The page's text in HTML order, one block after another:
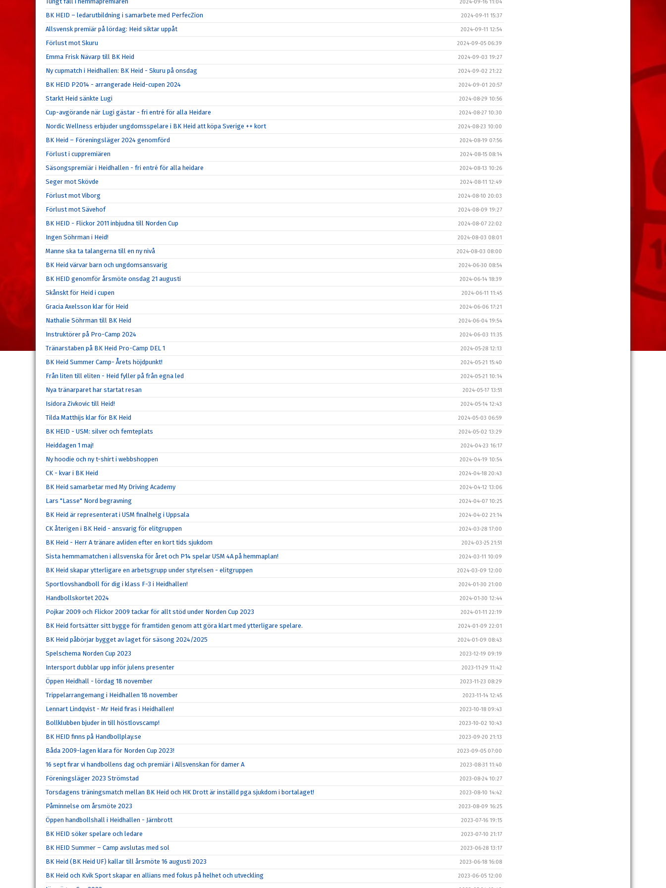
2024-09-16 11:04
BK HEID – ledarutbildning i samarbete med PerfecZion 2024-09-11 15:37
Allsvensk premiär på lördag: Heid siktar uppåt 2024-09-11 12:54
Förlust mot Skuru 2024-09-05 06:39
Emma Frisk Nävarp till BK Heid 2024-09-03 19:27
Ny cupmatch i Heidhallen: BK Heid - Skuru på onsdag 2024-09-02 21:22
BK HEID P2014 - arrangerade Heid-cupen 2024 2024-09-01 20:57
Starkt Heid sänkte Lugi 2024-08-29 10:56
Cup-avgörande när Lugi gästar - fri entré för alla Heidare 2024-08-27 10:30
Nordic Wellness erbjuder ungdomsspelare i BK Heid att köpa Sverige ++ kort 2024-08-23 10:00
BK Heid – Föreningsläger 2024 genomförd 2024-08-19 07:56
Förlust i cuppremiären 2024-08-15 08:14
Säsongspremiär i Heidhallen - fri entré för alla heidare 2024-08-13 10:26
Seger mot Skövde 2024-08-11 12:49
Förlust mot Viborg 2024-08-10 20:03
Förlust mot Sävehof 2024-08-09 19:27
BK HEID - Flickor 2011 inbjudna till Norden Cup 2024-08-07 22:02
Ingen Söhrman i Heid! 2024-08-03 08:01
Manne ska ta talangerna till en ny nivå 2024-08-03 08:00
BK Heid värvar barn och ungdomsansvarig 2024-06-30 08:54
BK HEID genomför årsmöte onsdag 21 augusti 2024-06-14 18:39
Skånskt för Heid i cupen 2024-06-11 11:45
Gracia Axelsson klar för Heid 2024-06-06 17:21
Nathalie Söhrman till BK Heid 2024-06-04 19:54
Instruktörer på Pro-Camp 2024 2024-06-03 11:35
Tränarstaben på BK Heid Pro-Camp DEL 1 2024-05-28 12:13
BK Heid Summer Camp- Årets höjdpunkt! 2024-05-21 15:40
Från liten till eliten - Heid fyller på från egna led 2024-05-21 10:14
Nya tränarparet har startat resan 2024-05-17 13:51
Isidora Zivkovic till Heid! 2024-05-14 12:43
Tilda Matthijs klar för BK Heid 2024-05-03 06:59
BK HEID - USM: silver och femteplats 2024-05-02 13:29
Heiddagen 1 maj! 2024-04-23 16:17
Ny hoodie och ny t-shirt i webbshoppen 2024-04-19 10:54
CK - kvar i BK Heid 2024-04-18 20:43
BK Heid samarbetar med My Driving Academy 2024-04-12 13:06
Lars "Lasse" Nord begravning 2024-04-07 10:25
BK Heid är representerat i USM finalhelg i Uppsala 2024-04-02 21:14
CK återigen i BK Heid - ansvarig för elitgruppen 2024-03-28 17:00
BK Heid - Herr A tränare avliden efter en kort tids sjukdom 2024-03-25 21:51
Sista hemmamatchen i allsvenska för året och P14 spelar USM 4A på hemmaplan! 2024-03-11 10:09
BK Heid skapar ytterligare en arbetsgrupp under styrelsen - elitgruppen 2024-03-09 12:00
Sportlovshandboll för dig i klass F-3 i Heidhallen! 2024-01-30 21:00
Handbollskortet 2024 2024-01-30 12:44
Pojkar 2009 och Flickor 2009 tackar för allt stöd under Norden Cup 2023 2024-01-11 22:19
BK Heid fortsätter sitt bygge för framtiden genom att göra klart med ytterligare spelare. 2024-01-09 22:01
BK Heid påbörjar bygget av laget för säsong 2024/2025 2024-01-09 08:43
Spelschema Norden Cup 2023 2023-12-19 09:19
Intersport dubblar upp inför julens presenter 2023-11-29 11:42
Öppen Heidhall - lördag 18 november 2023-11-23 08:29
Trippelarrangemang i Heidhallen 18 november 2023-11-14 12:45
Lennart Lindqvist - Mr Heid firas i Heidhallen! 2023-10-18 09:43
Bollklubben bjuder in till höstlovscamp! 2023-10-02 10:43
BK HEID finns på Handbollplay.se 2023-09-20 21:13
Båda 2009-lagen klara för Norden Cup 2023! 2023-09-05 07:00
16 sept firar vi handbollens dag och premiär i Allsvenskan för damer A 2023-08-31 11:40
Föreningsläger 2023 Strömstad 2023-08-24 10:27
Torsdagens träningsmatch mellan BK Heid och HK Drott är inställd pga sjukdom i bortalaget! 2023-08-10 14:42
Påminnelse om årsmöte 2023 2023-08-09 16:25
Öppen handbollshall i Heidhallen - Järnbrott 2023-07-16 19:15
BK HEID söker spelare och ledare 2023-07-10 21:17
BK HEID Summer – Camp avslutas med sol 2023-06-28 13:17
BK Heid (BK Heid UF) kallar till årsmöte 16 augusti 2023 2023-06-18 16:08
BK Heid och Kvik Sport skapar en allians med fokus på helhet och utveckling 2023-06-05 12:00